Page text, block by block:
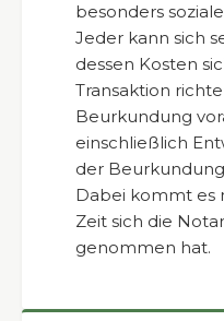
besonders
Jeder kann sich
dessen Kosten
Transaktion
Beurkundung
einschließlich
der
Dabei kommt es
Zeit sich die
genommen hat.